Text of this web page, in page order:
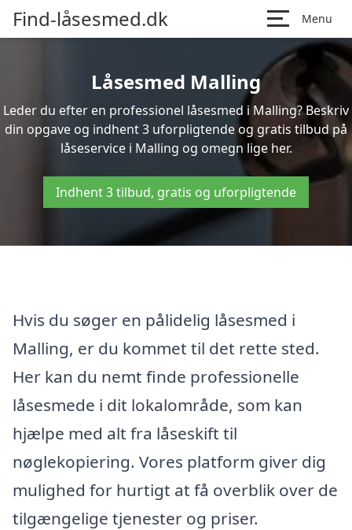
Find-låsesmed.dk Menu
Låsesmed Malling
Leder du efter en professionel låsesmed i Malling? Beskriv
din opgave og indhent 3 uforpligtende og gratis tilbud på
låseservice i Malling og omegn lige her.
Indhent 3 tilbud, gratis og uforpligtende
Hvis du søger en pålidelig låsesmed i
Malling, er du kommet til det rette sted.
Her kan du nemt finde professionelle
låsesmede i dit lokalområde, som kan
hjælpe med alt fra låseskift til
nøglekopiering. Vores platform giver dig
mulighed for hurtigt at få overblik over de
tilgængelige tjenester og priser.